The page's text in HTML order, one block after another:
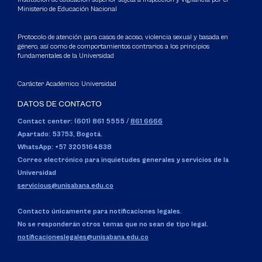
directrices de estándares de calidad nacional
estará además en condiciones de realizar la
estructuración y fortalecimiento del recurso
unidades, evaluar y realizar los ajustes
su propia unidad para un buen ejercicio
profesional y realizar análisis estadístico, de
indicadores de gestión, planes de trabajo y de
desarrollo estratégico de su unidad de la mano
del desarrollo global que tiene la especialidad.
Docente: debe integrar los elementos
otros grupos de médicos o especialistas en
formación y contribuir al desarrollo de la
especialidad en el país. Durante la formación
Ministerio de Educación Nacional
Protocolo de atención para casos de acoso, violencia sexual y basada en
género, así como de comportamientos contrarios a los principios
fundamentales de la Universidad
Carácter Académico: Universidad
DATOS DE CONTACTO
Contact center: (601) 861 5555 / 861 6666
Apartado: 53753, Bogotá.
WhatsApp: +57 3205164838
Correo electrónico para inquietudes generales y servicios de la
Universidad
servicious@unisabana.edu.co
Contacto únicamente para notificaciones legales.
No se responderán otros temas que no sean de tipo legal.
notificacioneslegales@unisabana.edu.co